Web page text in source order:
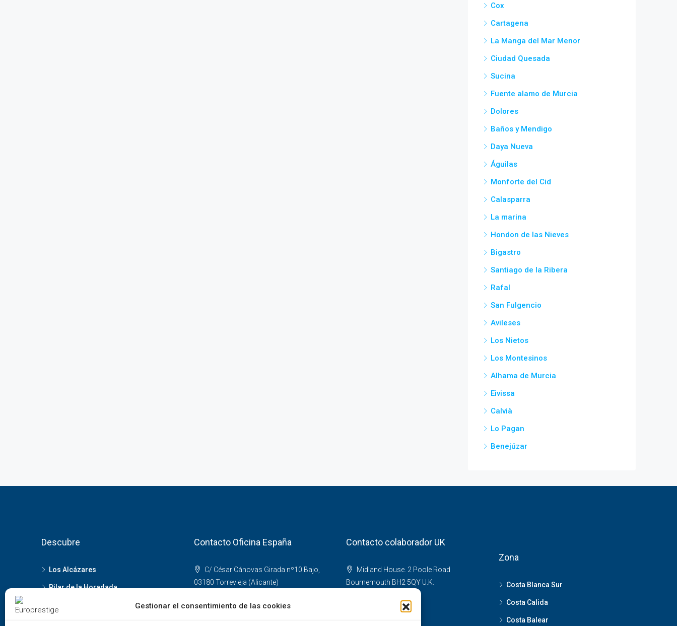
Gestionar el consentimiento de las cookies
Cox
Cartagena
La Manga del Mar Menor
Ciudad Quesada
Sucina
Fuente alamo de Murcia
Dolores
Baños y Mendigo
Daya Nueva
Águilas
Monforte del Cid
Calasparra
La marina
Hondon de las Nieves
Bigastro
Santiago de la Ribera
Rafal
San Fulgencio
Avileses
Los Nietos
Los Montesinos
Alhama de Murcia
Eivissa
Calvià
Lo Pagan
Benejúzar
Descubre
Los Alcázares
Pilar de la Horadada
Contacto Oficina España
C/ César Cánovas Girada nº10 Bajo,
03180 Torrevieja (Alicante)
Contacto colaborador UK
Midland House. 2 Poole Road
Bournemouth BH2 5QY U.K.
07968 421312
Zona
Costa Blanca Sur
Costa Calida
Costa Balear